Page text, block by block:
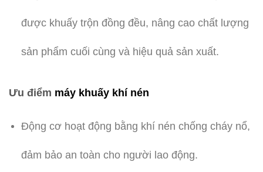
được khuấy trộn đồng đều, nâng cao chất lượng
sản phẩm cuối cùng và hiệu quả sản xuất.
Ưu điểm máy khuấy khí nén
Động cơ hoạt động bằng khí nén chống cháy nổ,
đảm bảo an toàn cho người lao động.